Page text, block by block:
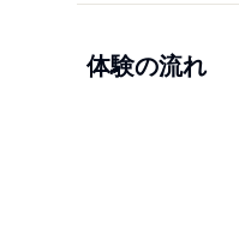
体験の流れ